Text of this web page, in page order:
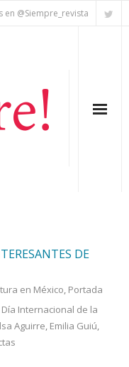
en @Siempre_revista
DE
en México, Portada
Día Internacional de la
Aguirre, Emilia Guiú,